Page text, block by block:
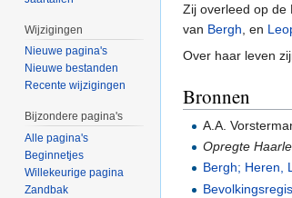
Zij overleed op de
van Bergh, en
Over haar leven
Bronnen
A.A.
Opregte
Bergh; Heren,
Wijzigingen
Nieuwe pagina's
Nieuwe bestanden
Recente wijzigingen
Bijzondere pagina's
Alle pagina's
Beginnetjes
Willekeurige pagina
Zandbak